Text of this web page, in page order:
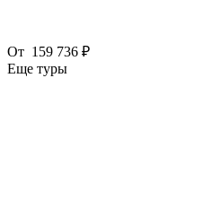
От 159 736 ₽
Еще туры